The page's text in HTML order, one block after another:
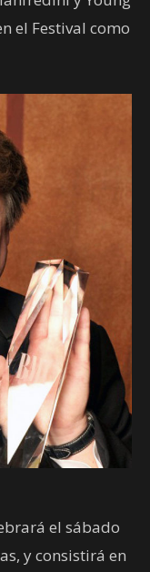
el Festival como
el sábado
y consistirá en